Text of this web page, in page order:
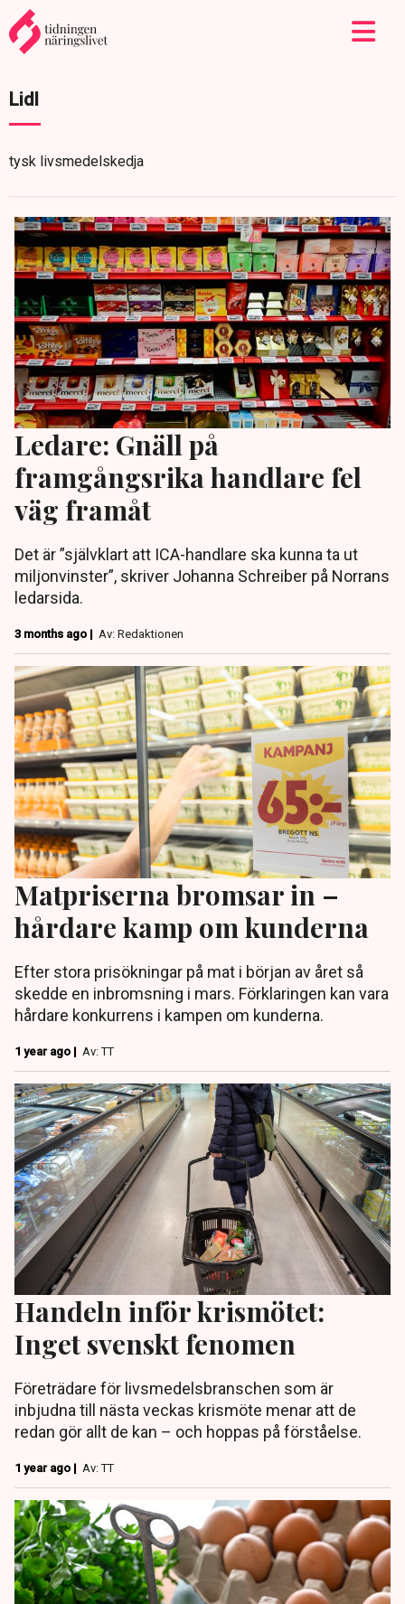
Lidl
tysk livsmedelskedja
Ledare: Gnäll på
framgångsrika handlare fel
väg framåt
Det är ”självklart att ICA-handlare ska kunna ta ut
miljonvinster”, skriver Johanna Schreiber på Norrans
ledarsida.
3 months ago | Av: Redaktionen
Matpriserna bromsar in –
hårdare kamp om kunderna
Efter stora prisökningar på mat i början av året så
skedde en inbromsning i mars. Förklaringen kan vara
hårdare konkurrens i kampen om kunderna.
1 year ago | Av: TT
Handeln inför krismötet:
Inget svenskt fenomen
Företrädare för livsmedelsbranschen som är
inbjudna till nästa veckas krismöte menar att de
redan gör allt de kan – och hoppas på förståelse.
1 year ago | Av: TT